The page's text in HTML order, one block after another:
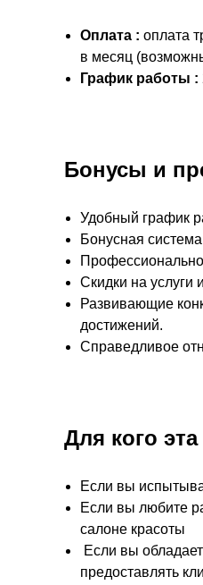
Оплата : оплата
в месяц
График работы :
Бонусы и
Удобный график
Бонусная
Скидки на услуги
Развивающие
достижений.
Справедливое
Для кого
Если вы
Если вы любите
салоне красоты
Если вы
предоставлять